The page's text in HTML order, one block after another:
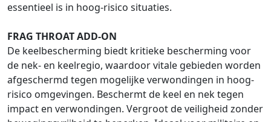
essentieel is in hoog-risico situaties.
FRAG THROAT ADD-ON
De keelbescherming biedt kritieke bescherming voor
de nek- en keelregio, waardoor vitale gebieden worden
afgeschermd tegen mogelijke verwondingen in hoog-
risico omgevingen. Beschermt de keel en nek tegen
impact en verwondingen. Vergroot de veiligheid zonder